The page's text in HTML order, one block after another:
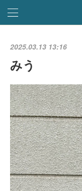
2025.03.13 13:16
みう